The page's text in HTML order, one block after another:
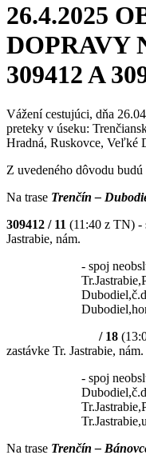
26.4.2025
DOPRAVY
309412 A
Vážení cestujúci, dňa
preteky v úseku:
Hradná, Ruskovce, Veľké
Z uvedeného dôvodu budú
Na trase Trenčín –
309412 / 11 (11:40 z TN) -
Jastrabie, nám.
- spoj
/ 18
zastávke Tr. Jastrabie, nám.
- spoj
Na trase Trenčín –